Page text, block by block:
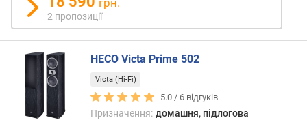
т
ь
(
д
)
в
2 пропозиції
HECO Victa Prime 502
Victa (Hi-Fi)
5.0 / 6 відгуків
Призначення: домашня, підлогова